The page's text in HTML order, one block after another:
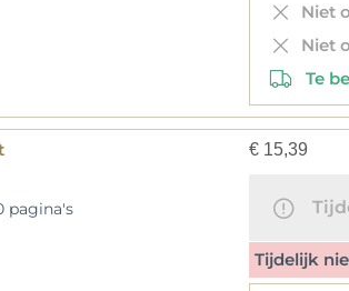
Niet
Niet
Te
pagina's
€ 15,39
Tijdelijk